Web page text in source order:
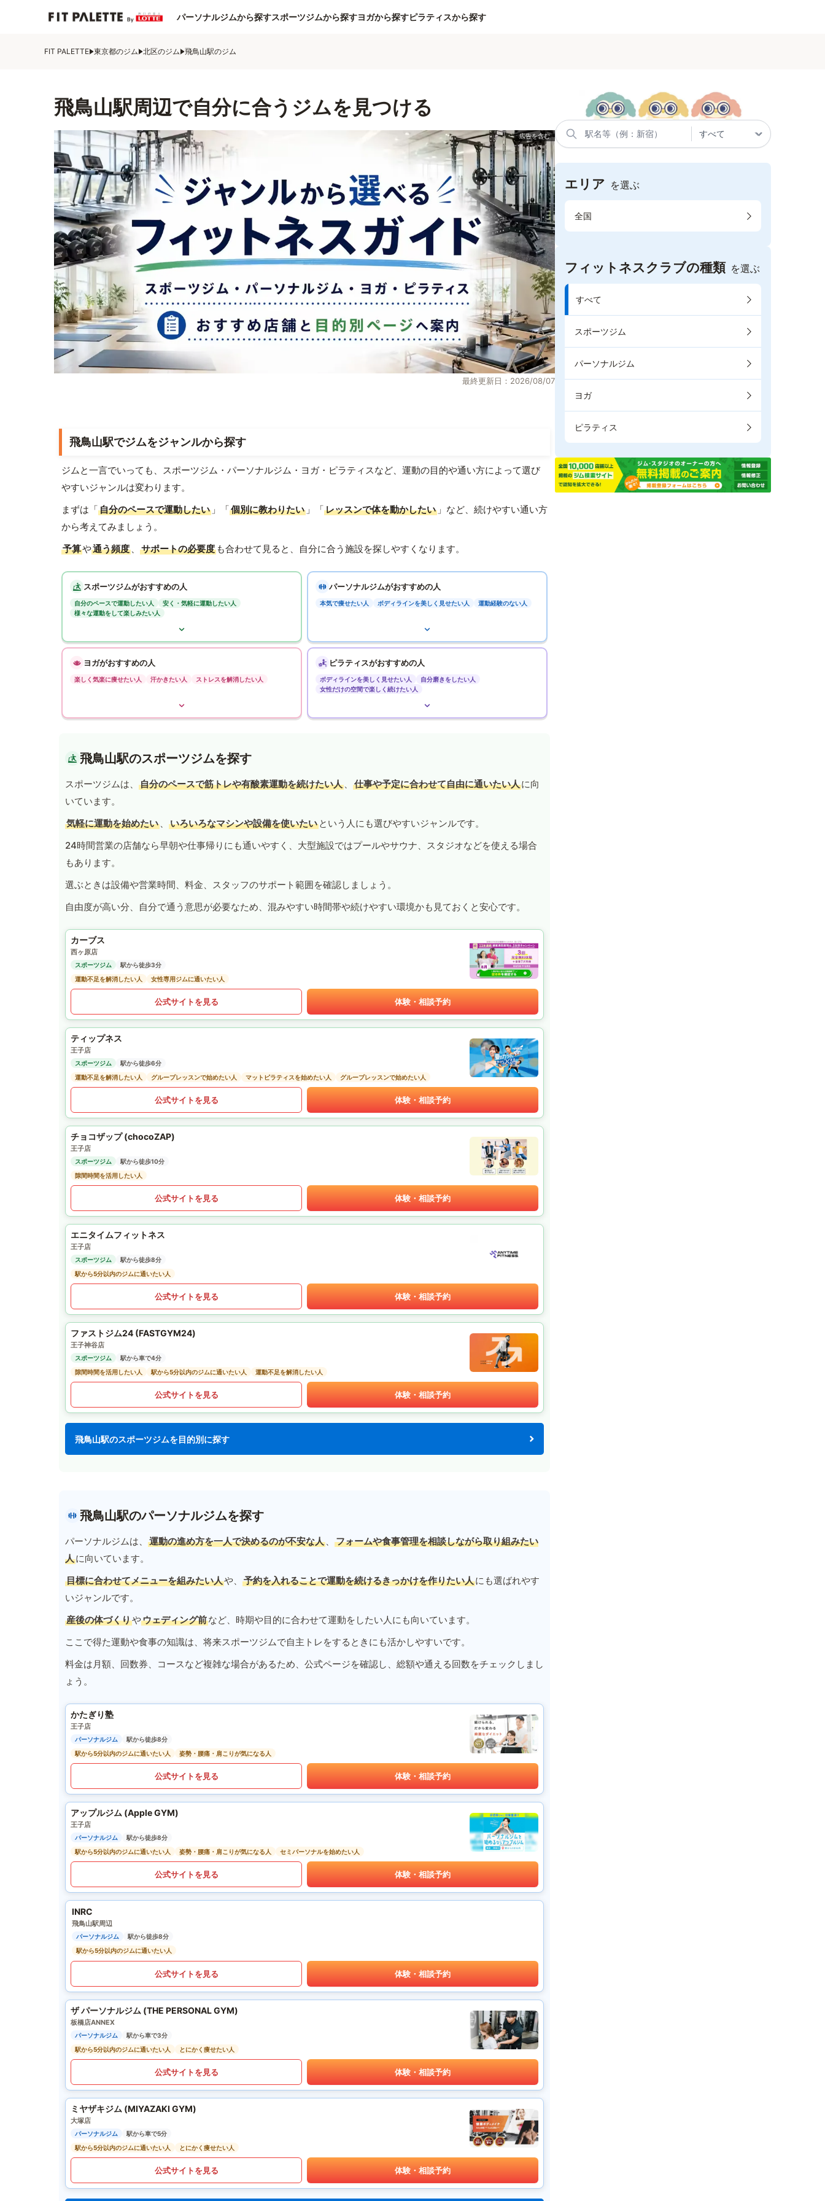
パーソナルジムから探すスポーツジムから探すヨガから探すピラティスから探す
FIT PALETTE 東京都のジム 北区のジム 飛鳥山駅のジム
飛鳥山駅周辺で自分に合うジムを見つける
最終更新日：2026/08/07
飛鳥山駅でジムをジャンルから探す
ジムと一言でいっても、スポーツジム・パーソナルジム・ヨガ・ピラティスなど、運動の目的や通い方によって選び
やすいジャンルは変わります。
まずは「自分のペースで運動したい 」「個別に教わりたい 」「レッスンで体を動かしたい 」など、続けやすい通い方
から考えてみましょう。
予算や通う頻度 、 サポートの必要度 も合わせて見ると、自分に合う施設を探しやすくなります。
スポーツジムがおすすめの人
自分のペースで運動したい人
安く・気軽に運動したい人
様々な運動をして楽しみたい人
パーソナルジムがおすすめの人
本気で痩せたい人 ボディラインを美しく見せたい人 運動経験のない人
ヨガがおすすめの人
楽しく気楽に痩せたい人 汗かきたい人 ストレスを解消したい人
ピラティスがおすすめの人
ボディラインを美しく見せたい人
自分磨きをしたい人
女性だけの空間で楽しく続けたい人
飛鳥山駅のスポーツジムを探す
スポーツジムは、 自分のペースで筋トレや有酸素運動を続けたい人 、 仕事や予定に合わせて自由に通いたい人に向
いています。
気軽に運動を始めたい 、 いろいろなマシンや設備を使いたい という人にも選びやすいジャンルです。
24時間営業の店舗なら早朝や仕事帰りにも通いやすく、大型施設ではプールやサウナ、スタジオなどを使える場合
もあります。
選ぶときは設備や営業時間、料金、スタッフのサポート範囲を確認しましょう。
自由度が高い分、自分で通う意思が必要なため、混みやすい時間帯や続けやすい環境かも見ておくと安心です。
カーブス
西ヶ原店
スポーツジム
駅から徒歩3分
運動不足を解消したい人
女性専用ジムに通いたい人
公式サイトを見る 体験・相談予約
ティップネス
王子店
スポーツジム
駅から徒歩6分
運動不足を解消したい人
グループレッスンで始めたい人 マットピラティスを始めたい人 グループレッスンで始めたい人
公式サイトを見る 体験・相談予約
チョコザップ (chocoZAP)
王子店
スポーツジム
駅から徒歩10分
隙間時間を活用したい人
公式サイトを見る 体験・相談予約
エニタイムフィットネス
王子店
スポーツジム
駅から徒歩8分
駅から5分以内のジムに通いたい人
公式サイトを見る 体験・相談予約
ファストジム24 (FASTGYM24)
王子神谷店
スポーツジム
駅から車で4分
隙間時間を活用したい人
駅から5分以内のジムに通いたい人 運動不足を解消したい人
公式サイトを見る 体験・相談予約
飛鳥山駅のスポーツジムを目的別に探す
飛鳥山駅のパーソナルジムを探す
パーソナルジムは、 運動の進め方を一人で決めるのが不安な人 、
フォームや食事管理を相談しながら取り組みたい
人に向いています。
目標に合わせてメニューを組みたい人や、 予約を入れることで運動を続けるきっかけを作りたい人にも選ばれやす
いジャンルです。
産後の体づくりやウェディング前など、時期や目的に合わせて運動をしたい人にも向いています。
ここで得た運動や食事の知識は、将来スポーツジムで自主トレをするときにも活かしやすいです。
料金は月額、回数券、コースなど複雑な場合があるため、公式ページを確認し、総額や通える回数をチェックしまし
ょう。
かたぎり塾
王子店
パーソナルジム
駅から徒歩8分
駅から5分以内のジムに通いたい人
姿勢・腰痛・肩こりが気になる人
公式サイトを見る 体験・相談予約
アップルジム (Apple GYM)
王子店
パーソナルジム
駅から徒歩8分
駅から5分以内のジムに通いたい人
姿勢・腰痛・肩こりが気になる人 セミパーソナルを始めたい人
公式サイトを見る 体験・相談予約
INRC
飛鳥山駅周辺
パーソナルジム
駅から徒歩8分
駅から5分以内のジムに通いたい人
公式サイトを見る 体験・相談予約
ザ パーソナルジム (THE PERSONAL GYM)
板橋店ANNEX
パーソナルジム
駅から車で3分
駅から5分以内のジムに通いたい人
とにかく痩せたい人
公式サイトを見る 体験・相談予約
ミヤザキジム (MIYAZAKI GYM)
大塚店
パーソナルジム
駅から車で5分
駅から5分以内のジムに通いたい人
とにかく痩せたい人
公式サイトを見る 体験・相談予約
エリア を選ぶ
全国
フィットネスクラブの種類 を選ぶ
すべて
スポーツジム
パーソナルジム
ヨガ
ピラティス